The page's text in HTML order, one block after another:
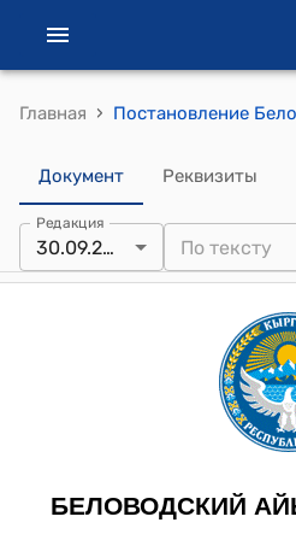
Главная ›
Документ Реквизиты
Редакция
30.09.2023